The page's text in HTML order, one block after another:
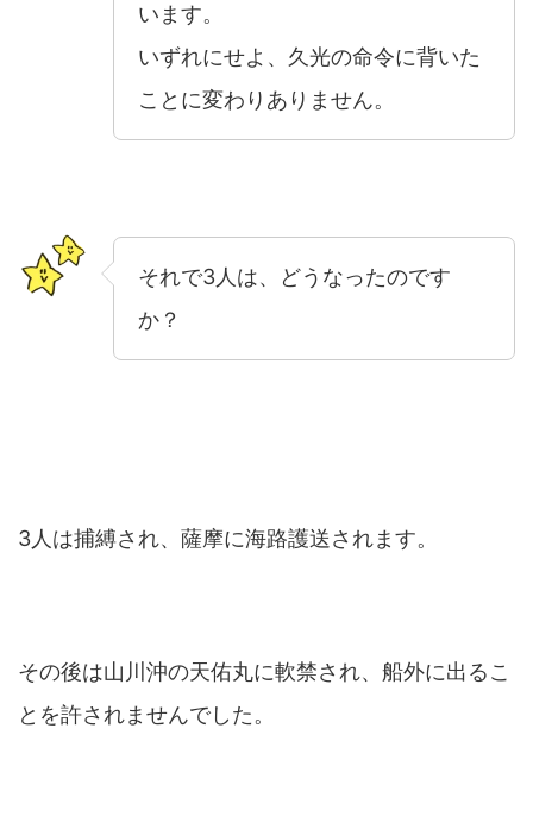
います。
いずれにせよ、久光の命令に背いた
ことに変わりありません。
それで3人は、どうなったのです
か？
3人は捕縛され、薩摩に海路護送されます。
その後は山川沖の天佑丸に軟禁され、船外に出るこ
とを許されませんでした。